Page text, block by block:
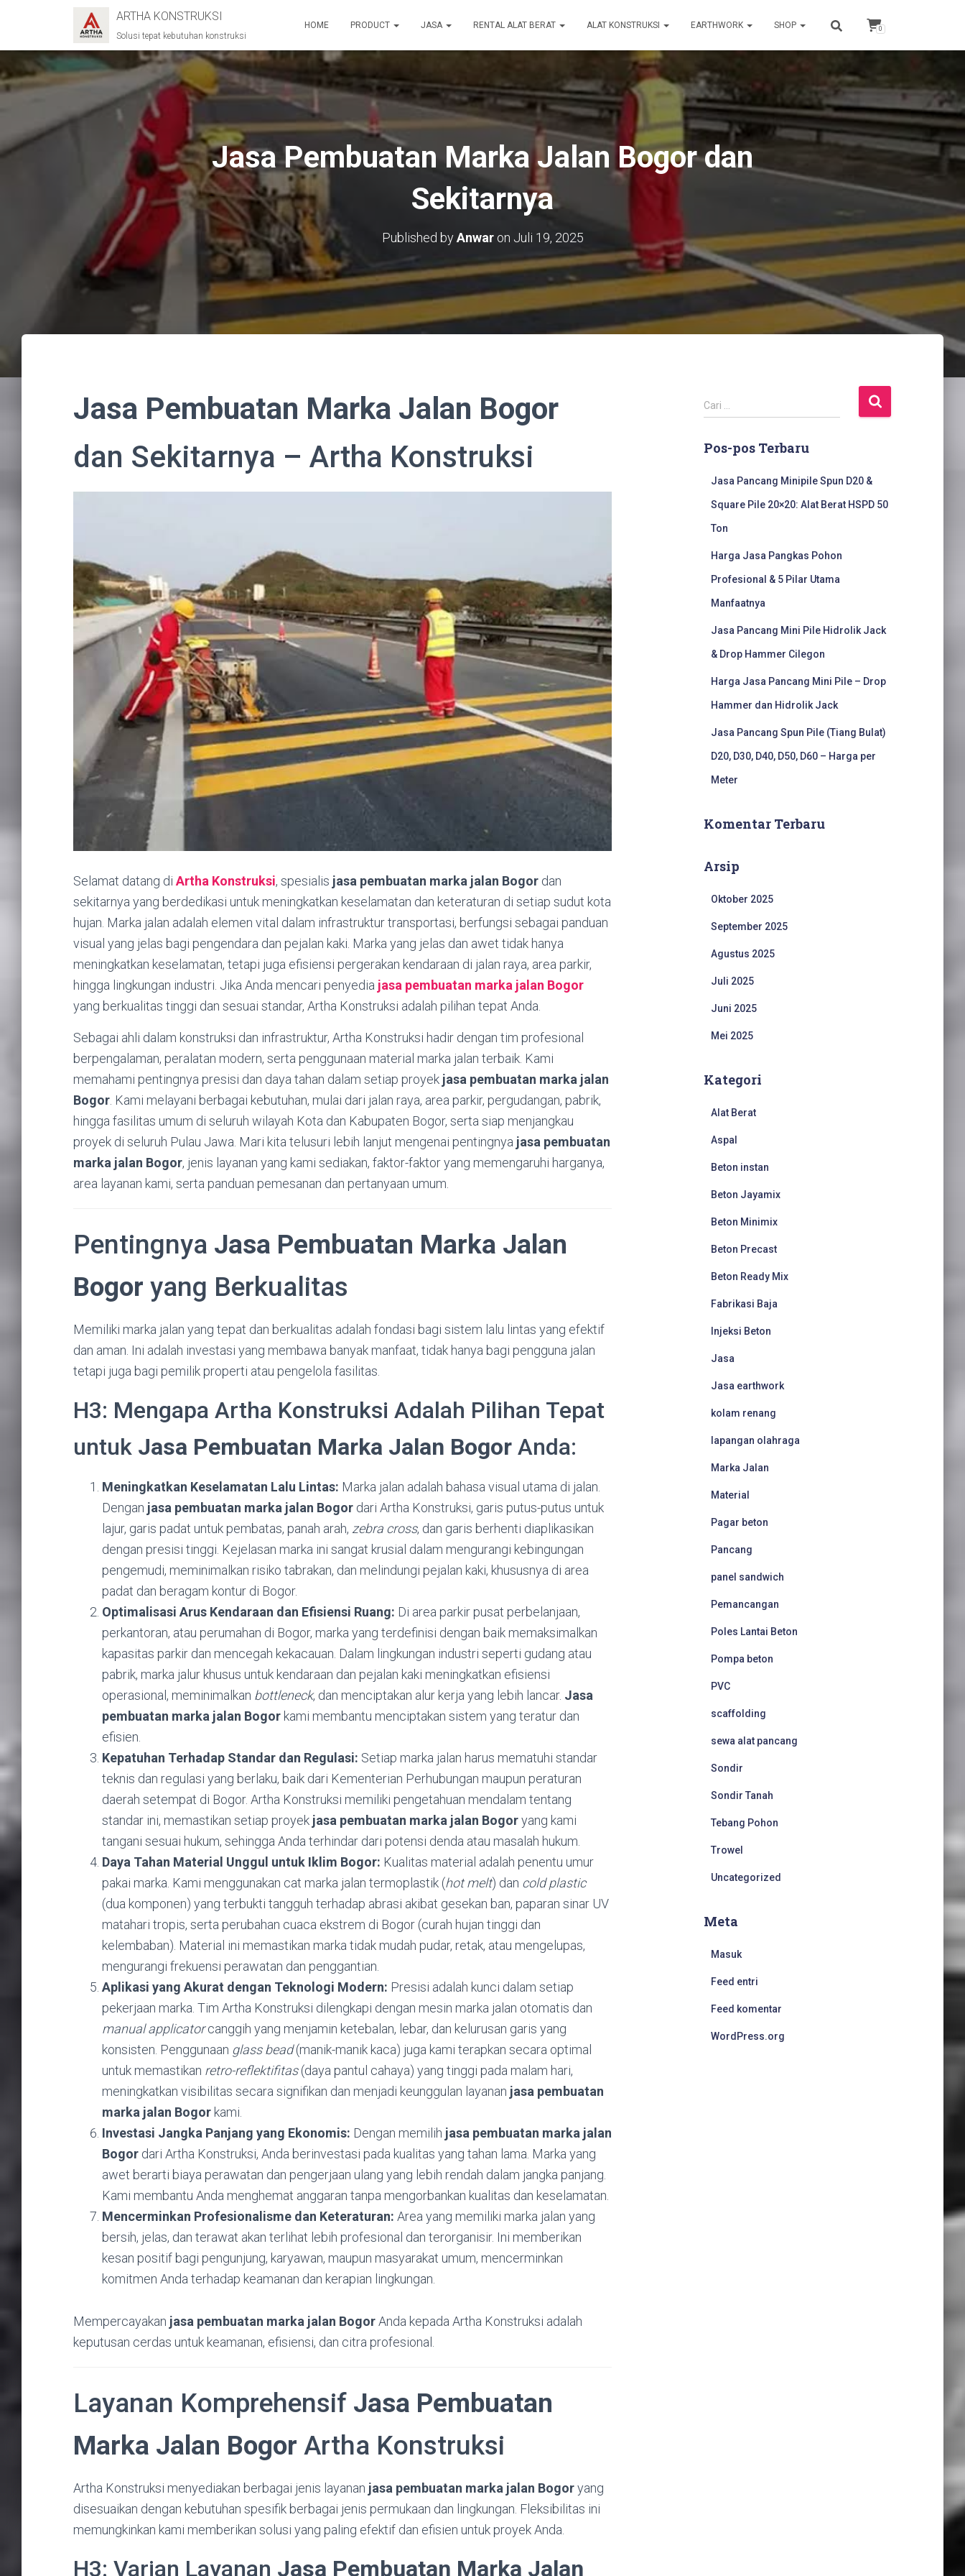
ARTHA KONSTRUKSI
Solusi tepat kebutuhan konstruksi
HOME PRODUCT JASA RENTAL ALAT BERAT ALAT KONSTRUKSI EARTHWORK SHOP 0
Jasa Pembuatan Marka Jalan Bogor dan
Sekitarnya
Published byAnwaron Juli 19, 2025
Jasa Pembuatan Marka Jalan Bogor
dan Sekitarnya – Artha Konstruksi
Selamat datang di Artha Konstruksi, spesialis jasa pembuatan marka jalan Bogor dan
sekitarnya yang berdedikasi untuk meningkatkan keselamatan dan keteraturan di setiap sudut kota
hujan. Marka jalan adalah elemen vital dalam infrastruktur transportasi, berfungsi sebagai panduan
visual yang jelas bagi pengendara dan pejalan kaki. Marka yang jelas dan awet tidak hanya
meningkatkan keselamatan, tetapi juga efisiensi pergerakan kendaraan di jalan raya, area parkir,
hingga lingkungan industri. Jika Anda mencari penyedia jasa pembuatan marka jalan Bogor
yang berkualitas tinggi dan sesuai standar, Artha Konstruksi adalah pilihan tepat Anda.
Sebagai ahli dalam konstruksi dan infrastruktur, Artha Konstruksi hadir dengan tim profesional
berpengalaman, peralatan modern, serta penggunaan material marka jalan terbaik. Kami
memahami pentingnya presisi dan daya tahan dalam setiap proyek jasa pembuatan marka jalan
Bogor . Kami melayani berbagai kebutuhan, mulai dari jalan raya, area parkir, pergudangan, pabrik,
hingga fasilitas umum di seluruh wilayah Kota dan Kabupaten Bogor, serta siap menjangkau
proyek di seluruh Pulau Jawa. Mari kita telusuri lebih lanjut mengenai pentingnya jasa pembuatan
marka jalan Bogor, jenis layanan yang kami sediakan, faktor-faktor yang memengaruhi harganya,
area layanan kami, serta panduan pemesanan dan pertanyaan umum.
Pentingnya Jasa Pembuatan Marka Jalan
Bogor yang Berkualitas
Memiliki marka jalan yang tepat dan berkualitas adalah fondasi bagi sistem lalu lintas yang efektif
dan aman. Ini adalah investasi yang membawa banyak manfaat, tidak hanya bagi pengguna jalan
tetapi juga bagi pemilik properti atau pengelola fasilitas.
H3: Mengapa Artha Konstruksi Adalah Pilihan Tepat
untuk Jasa Pembuatan Marka Jalan Bogor Anda:
Meningkatkan Keselamatan Lalu Lintas: Marka jalan adalah bahasa visual utama di jalan.
Dengan jasa pembuatan marka jalan Bogor dari Artha Konstruksi, garis putus-putus untuk
lajur, garis padat untuk pembatas, panah arah, zebra cross, dan garis berhenti diaplikasikan
dengan presisi tinggi. Kejelasan marka ini sangat krusial dalam mengurangi kebingungan
pengemudi, meminimalkan risiko tabrakan, dan melindungi pejalan kaki, khususnya di area
padat dan beragam kontur di Bogor.
Optimalisasi Arus Kendaraan dan Efisiensi Ruang: Di area parkir pusat perbelanjaan,
perkantoran, atau perumahan di Bogor, marka yang terdefinisi dengan baik memaksimalkan
kapasitas parkir dan mencegah kekacauan. Dalam lingkungan industri seperti gudang atau
pabrik, marka jalur khusus untuk kendaraan dan pejalan kaki meningkatkan efisiensi
operasional, meminimalkan bottleneck, dan menciptakan alur kerja yang lebih lancar. Jasa
pembuatan marka jalan Bogor kami membantu menciptakan sistem yang teratur dan
efisien.
Kepatuhan Terhadap Standar dan Regulasi: Setiap marka jalan harus mematuhi standar
teknis dan regulasi yang berlaku, baik dari Kementerian Perhubungan maupun peraturan
daerah setempat di Bogor. Artha Konstruksi memiliki pengetahuan mendalam tentang
standar ini, memastikan setiap proyek jasa pembuatan marka jalan Bogoryang kami
tangani sesuai hukum, sehingga Anda terhindar dari potensi denda atau masalah hukum.
Daya Tahan Material Unggul untuk Iklim Bogor: Kualitas material adalah penentu umur
pakai marka. Kami menggunakan cat marka jalan termoplastik (hot melt) dan cold plastic
(dua komponen) yang terbukti tangguh terhadap abrasi akibat gesekan ban, paparan sinar UV
matahari tropis, serta perubahan cuaca ekstrem di Bogor (curah hujan tinggi dan
kelembaban). Material ini memastikan marka tidak mudah pudar, retak, atau mengelupas,
mengurangi frekuensi perawatan dan penggantian.
Aplikasi yang Akurat dengan Teknologi Modern: Presisi adalah kunci dalam setiap
pekerjaan marka. Tim Artha Konstruksi dilengkapi dengan mesin marka jalan otomatis dan
manual applicatorcanggih yang menjamin ketebalan, lebar, dan kelurusan garis yang
konsisten. Penggunaan glass bead(manik-manik kaca) juga kami terapkan secara optimal
untuk memastikan retro-reflektifitas(daya pantul cahaya) yang tinggi pada malam hari,
meningkatkan visibilitas secara signifikan dan menjadi keunggulan layanan jasa pembuatan
marka jalan Bogor kami.
Investasi Jangka Panjang yang Ekonomis: Dengan memilih jasa pembuatan marka jalan
Bogor dari Artha Konstruksi, Anda berinvestasi pada kualitas yang tahan lama. Marka yang
awet berarti biaya perawatan dan pengerjaan ulang yang lebih rendah dalam jangka panjang.
Kami membantu Anda menghemat anggaran tanpa mengorbankan kualitas dan keselamatan.
Mencerminkan Profesionalisme dan Keteraturan: Area yang memiliki marka jalan yang
bersih, jelas, dan terawat akan terlihat lebih profesional dan terorganisir. Ini memberikan
kesan positif bagi pengunjung, karyawan, maupun masyarakat umum, mencerminkan
komitmen Anda terhadap keamanan dan kerapian lingkungan.
Mempercayakan jasa pembuatan marka jalan BogorAnda kepada Artha Konstruksi adalah
keputusan cerdas untuk keamanan, efisiensi, dan citra profesional.
Layanan Komprehensif Jasa Pembuatan
Marka Jalan Bogor Artha Konstruksi
Artha Konstruksi menyediakan berbagai jenis layanan jasa pembuatan marka jalan Bogoryang
disesuaikan dengan kebutuhan spesifik berbagai jenis permukaan dan lingkungan. Fleksibilitas ini
memungkinkan kami memberikan solusi yang paling efektif dan efisien untuk proyek Anda.
H3: Varian Layanan Jasa Pembuatan Marka Jalan
C
a
i
Cari …
Pos-pos Terbaru
Jasa Pancang Minipile Spun D20 &
Square Pile 20×20: Alat Berat HSPD 50
Ton
Harga Jasa Pangkas Pohon
Profesional & 5 Pilar Utama
Manfaatnya
Jasa Pancang Mini Pile Hidrolik Jack
& Drop Hammer Cilegon
Harga Jasa Pancang Mini Pile – Drop
Hammer dan Hidrolik Jack
Jasa Pancang Spun Pile (Tiang Bulat)
D20, D30, D40, D50, D60 – Harga per
Meter
Komentar Terbaru
Arsip
Oktober 2025
September 2025
Agustus 2025
Juli 2025
Juni 2025
Mei 2025
Kategori
Alat Berat
Aspal
Beton instan
Beton Jayamix
Beton Minimix
Beton Precast
Beton Ready Mix
Fabrikasi Baja
Injeksi Beton
Jasa
Jasa earthwork
kolam renang
lapangan olahraga
Marka Jalan
Material
Pagar beton
Pancang
panel sandwich
Pemancangan
Poles Lantai Beton
Pompa beton
PVC
scaffolding
sewa alat pancang
Sondir
Sondir Tanah
Tebang Pohon
Trowel
Uncategorized
Meta
Masuk
Feed entri
Feed komentar
WordPress.org